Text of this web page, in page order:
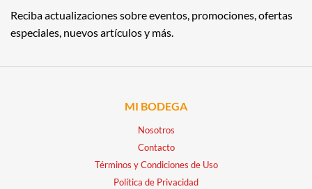
Reciba actualizaciones sobre eventos, promociones, ofertas
especiales, nuevos artículos y más.
MI BODEGA
Nosotros
Contacto
Términos y Condiciones de Uso
Política de Privacidad